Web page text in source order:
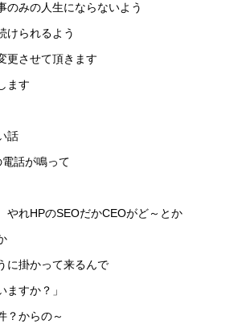
のみの人生にならないよう
けられるよう
更させて頂きます
ます
話
話が鳴って
やれHPのSEOだかCEOがど～とか
に掛かって来るんで
ますか？」
？からの～